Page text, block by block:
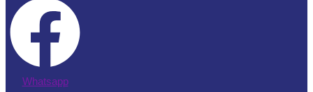
Whatsapp